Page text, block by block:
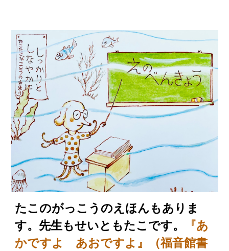
たこのがっこうのえほんもありま
す。先生もせいともたこです。
『 あ
かですよ あおですよ』（福音館書